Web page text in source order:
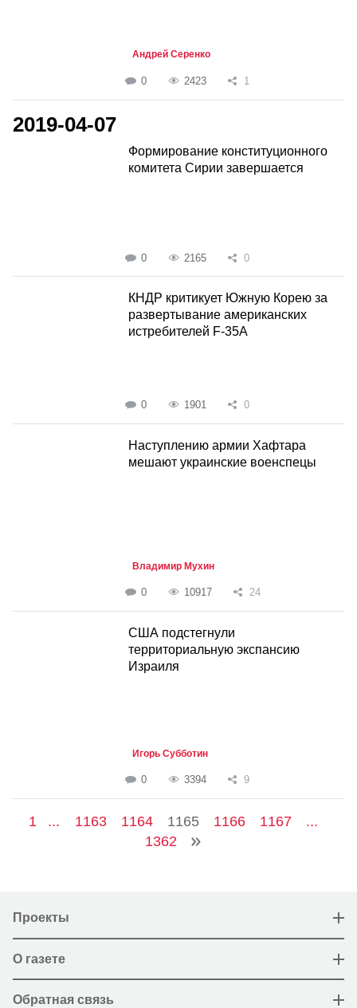
Андрей Серенко
0 2423 1
2019-04-07
Формирование конституционного
комитета Сирии завершается
0 2165 0
КНДР критикует Южную Корею за
развертывание американских
истребителей F-35A
0 1901 0
Наступлению армии Хафтара
мешают украинские военспецы
Владимир Мухин
0 10917 24
США подстегнули
территориальную экспансию
Израиля
Игорь Субботин
0 3394 9
1 ... 1163 1164 1165 1166 1167
...
1362
Проекты
О газете
Обратная связь